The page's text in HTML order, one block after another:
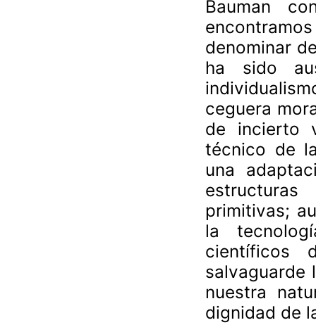
Bauman
denominar
ha sido
ceguera
de incierto
técnico de
una
primitivas;
la
científicos
salvaguarde
nuestra
dignidad de